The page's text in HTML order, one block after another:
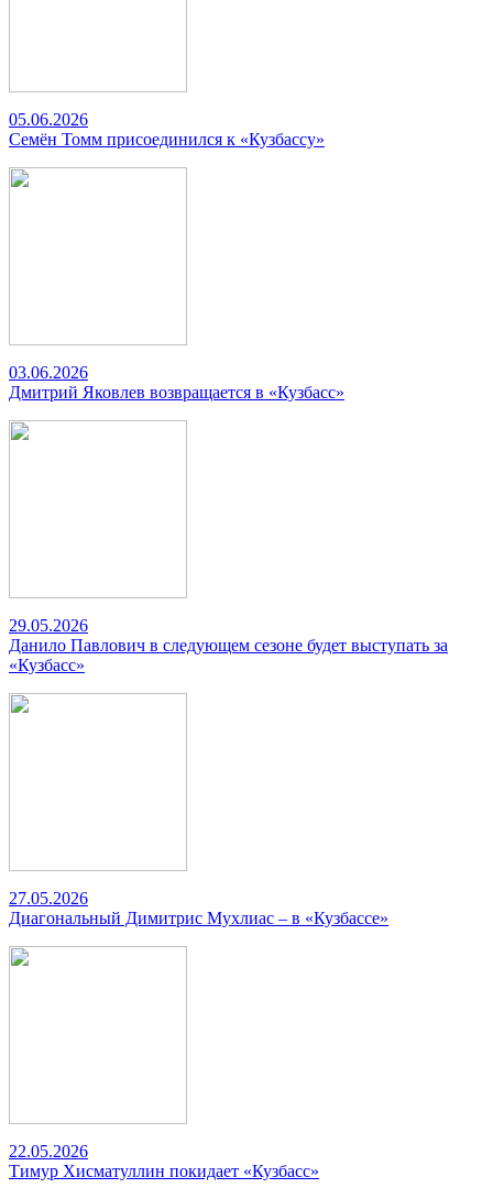
05.06.2026
Семён Томм присоединился к «Кузбассу»
03.06.2026
Дмитрий Яковлев возвращается в «Кузбасс»
29.05.2026
Данило Павлович в следующем сезоне будет выступать за
«Кузбасс»
27.05.2026
Диагональный Димитрис Мухлиас – в «Кузбассе»
22.05.2026
Тимур Хисматуллин покидает «Кузбасс»